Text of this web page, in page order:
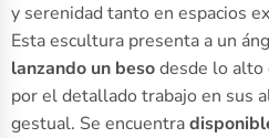
y serenidad tanto en espacios
Esta escultura presenta a un
lanzando un besodesde lo alto
por el detallado trabajo en sus
gestual. Se encuentra